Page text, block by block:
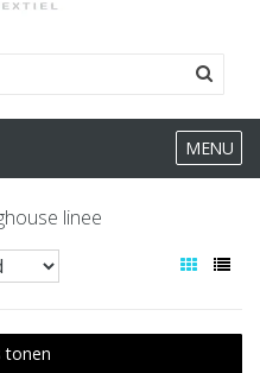
MENU
linee
tonen